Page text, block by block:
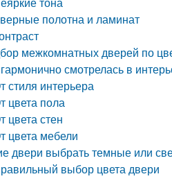
полотна и ламинат
межкомнатных дверей по
смотрелась в
стиля интерьера
цвета пола
цвета стен
цвета мебели
двери выбрать темные или
выбор цвета двери